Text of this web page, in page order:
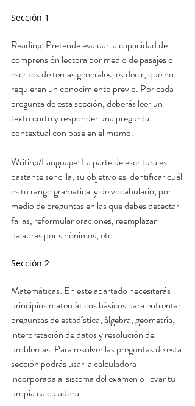
Sección 1
Reading: Pretende evaluar la capacidad de
comprensión lectora por medio de pasajes o
escritos de temas generales, es decir, que no
requieren un conocimiento previo. Por cada
pregunta de esta sección, deberás leer un
texto corto y responder una pregunta
contextual con base en el mismo.
Writing/Language: La parte de escritura es
bastante sencilla, su objetivo es identificar cuál
es tu rango gramatical y de vocabulario, por
medio de preguntas en las que debes detectar
fallas, reformular oraciones, reemplazar
palabras por sinónimos, etc.
Sección 2
Matemáticas: En este apartado necesitarás
principios matemáticos básicos para enfrentar
preguntas de estadística, álgebra, geometría,
interpretación de datos y resolución de
problemas. Para resolver las preguntas de esta
sección podrás usar la calculadora
incorporada al sistema del examen o llevar tu
propia calculadora.